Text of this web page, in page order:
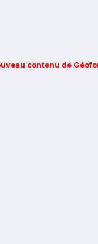
contenu de